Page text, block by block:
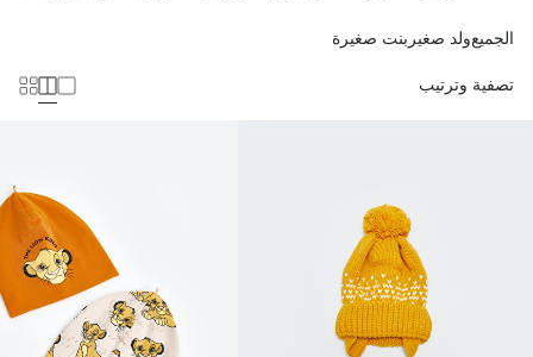
الجميعولد صغير بنت صغيرة
تصفية وترتيب